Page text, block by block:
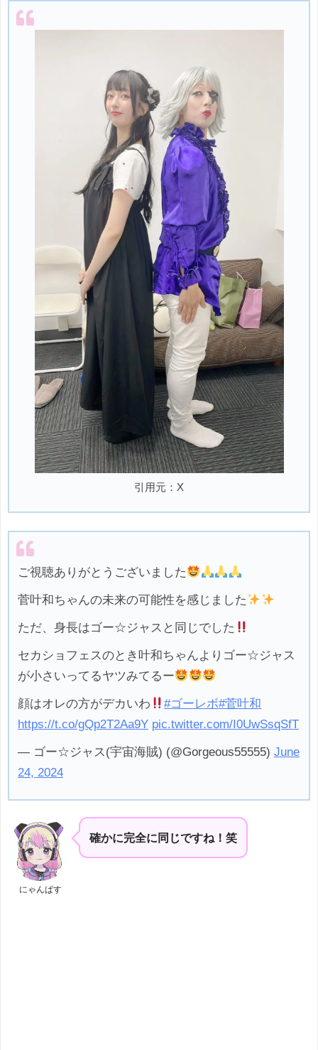
引用元：X
ご視聴ありがとうございました
菅叶和ちゃんの未来の可能性を感じました
ただ、身長はゴー☆ジャスと同じでした
セカショフェスのとき叶和ちゃんよりゴー☆ジャス
が小さいってるヤツみてるー
顔はオレの方がデカいわ #ゴーレボ#菅叶和
https://t.co/gQp2T2Aa9Y pic.twitter.com/I0UwSsqSfT
— ゴー☆ジャス(宇宙海賊) (@Gorgeous55555) June
24, 2024
にゃんぱす
確かに完全に同じですね！笑